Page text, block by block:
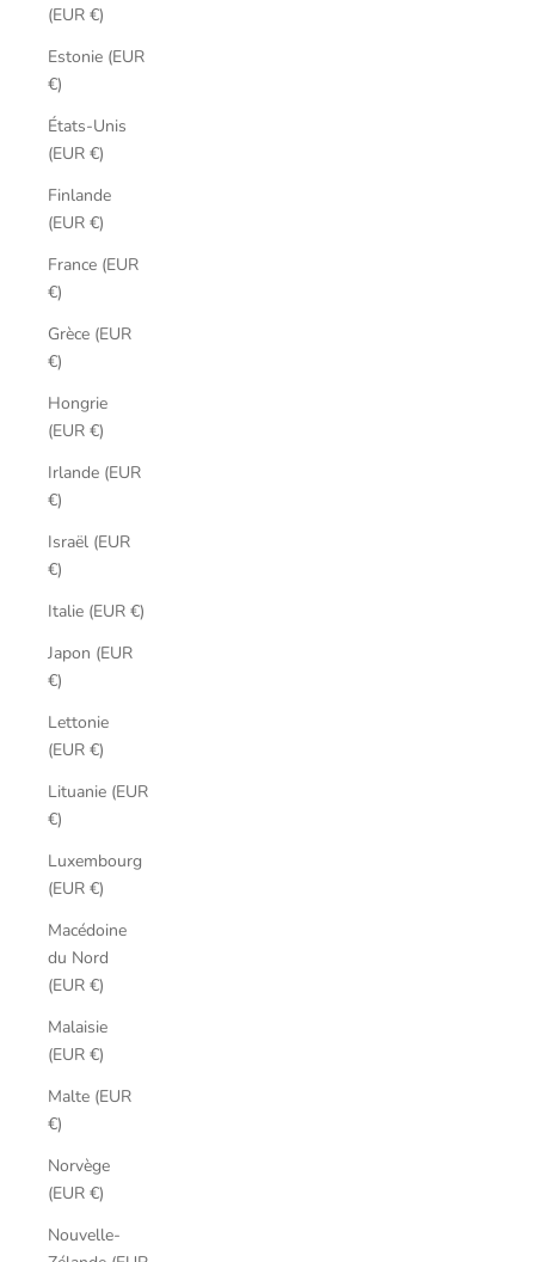
(EUR €)
Estonie (EUR
€)
États-Unis
(EUR €)
Finlande
(EUR €)
France (EUR
€)
Grèce (EUR
€)
Hongrie
(EUR €)
Irlande (EUR
€)
Israël (EUR
€)
Italie (EUR €)
Japon (EUR
€)
Lettonie
(EUR €)
Lituanie (EUR
€)
Luxembourg
(EUR €)
Macédoine
du Nord
(EUR €)
Malaisie
(EUR €)
Malte (EUR
€)
Norvège
(EUR €)
Nouvelle-